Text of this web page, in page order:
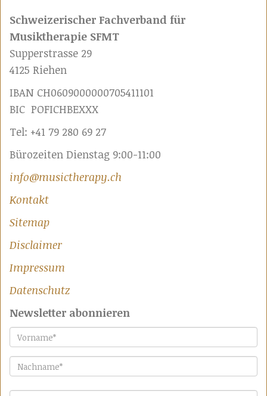
Schweizerischer Fachverband für
Musiktherapie SFMT
Supperstrasse 29
4125 Riehen
IBAN CH0609000000705411101
BIC POFICHBEXXX
Tel: +41 79 280 69 27
Bürozeiten Dienstag 9:00-11:00
info@musictherapy.ch
Kontakt
Sitemap
Disclaimer
Impressum
Datenschutz
Newsletter abonnieren
Vorname
Nachname